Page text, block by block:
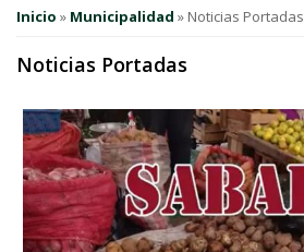
Usted está aquí
Inicio » Municipalidad » Noticias Portadas
Noticias Portadas
Páginas